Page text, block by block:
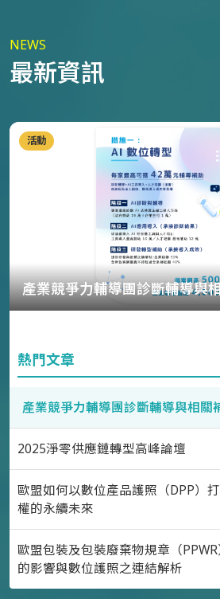
NEWS
最新資訊
產業競爭力輔導團診斷輔導與
活動
熱門文章
產業競爭力輔導團診斷輔導與相關
2025淨零供應鏈轉型高峰論壇
歐盟如何以數位產品護照（DPP）
權的永續未來
歐盟包裝及包裝廢棄物規章（
的影響與數位護照之連結解析